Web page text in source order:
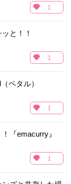
1
と！！
1
ペタル）
1
『emacurry』
1